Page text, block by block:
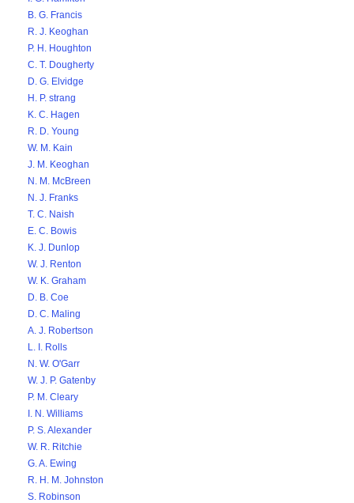
B. G. Francis
R. J. Keoghan
P. H. Houghton
C. T. Dougherty
D. G. Elvidge
H. P. strang
K. C. Hagen
R. D. Young
W. M. Kain
J. M. Keoghan
N. M. McBreen
N. J. Franks
T. C. Naish
E. C. Bowis
K. J. Dunlop
W. J. Renton
W. K. Graham
D. B. Coe
D. C. Maling
A. J. Robertson
L. I. Rolls
N. W. O'Garr
W. J. P. Gatenby
P. M. Cleary
I. N. Williams
P. S. Alexander
W. R. Ritchie
G. A. Ewing
R. H. M. Johnston
S. Robinson